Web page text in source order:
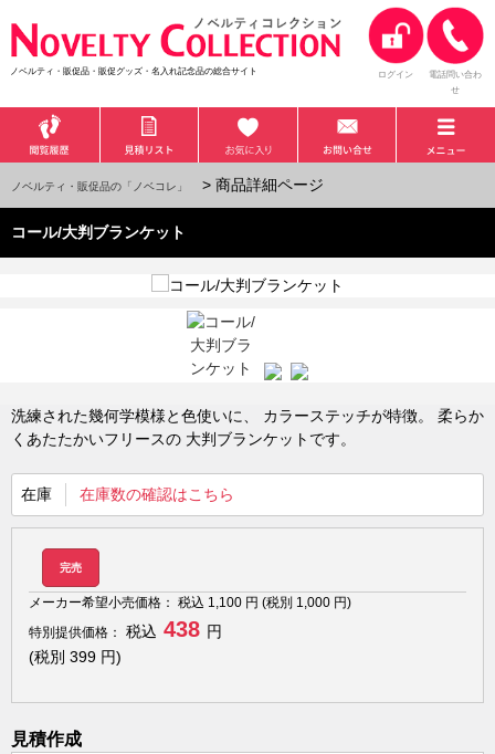
ノベルティ・販促品・販促グッズ・名入れ記念品の総合サイト ログイン
電話問い合わ
せ
ノベルティ・販促品の「ノベコレ」 > 商品詳細ページ
コール/大判ブランケット
洗練された幾何学模様と色使いに、 カラーステッチが特徴。 柔らか
くあたたかいフリースの 大判ブランケットです。
在庫 在庫数の確認はこちら
完売
メーカー希望小売価格： 税込 1,100 円 (税別 1,000 円)
特別提供価格：
税込 438 円
(税別 399 円)
見積作成